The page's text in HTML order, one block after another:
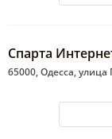
Спарта
65000, Одесса, улица